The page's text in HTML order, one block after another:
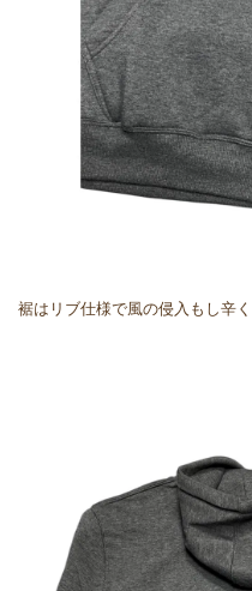
裾はリブ仕様で風の侵入もし辛